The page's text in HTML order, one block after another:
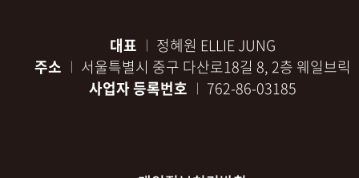
대표
정혜원 ELLIE JUNG
주소
서울특별시 중구 다산로18길 8, 2층 웨일브릭
사업자 등록번호
762-86-03185